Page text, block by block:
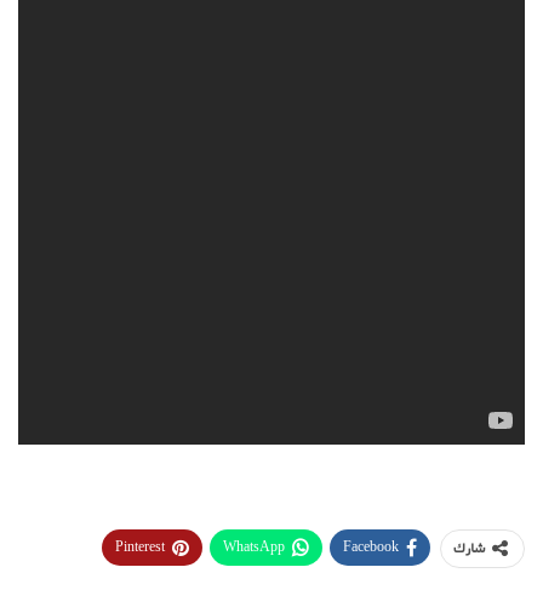
شارك Facebook
WhatsApp
Pinterest